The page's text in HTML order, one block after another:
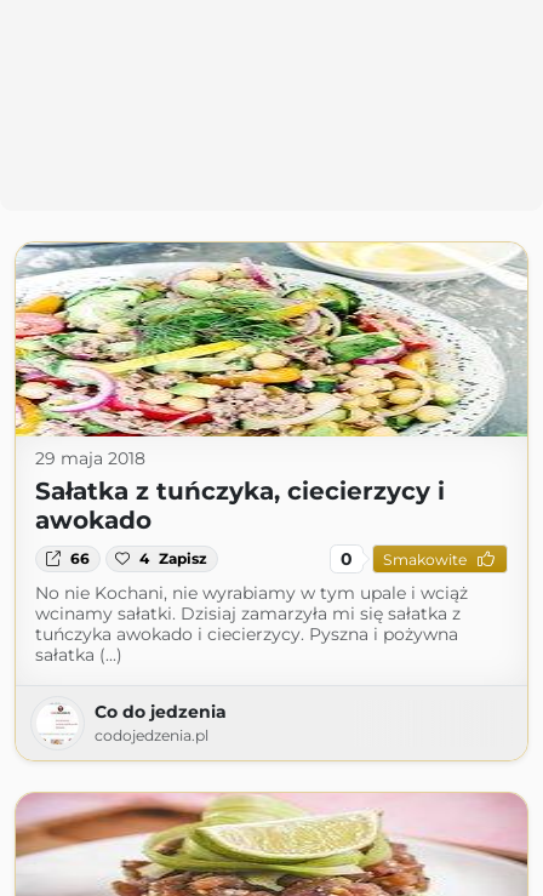
29 maja 2018
Sałatka z tuńczyka, ciecierzycy i
awokado
66 4 Zapisz 0 Smakowite
No nie Kochani, nie wyrabiamy w tym upale i wciąż
wcinamy sałatki. Dzisiaj zamarzyła mi się sałatka z
tuńczyka awokado i ciecierzycy. Pyszna i pożywna
sałatka (...)
Co do jedzenia
codojedzenia.pl